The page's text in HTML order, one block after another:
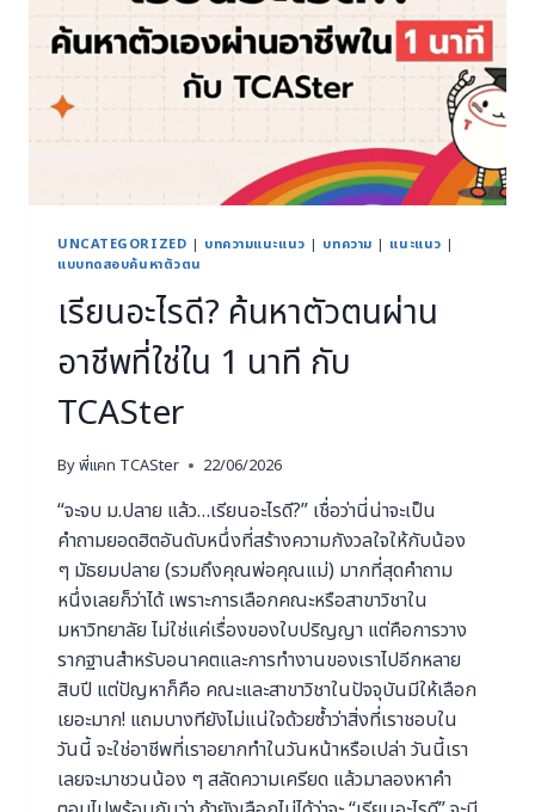
UNCATEGORIZED | บทความแนะแนว | บทความ | แนะแนว |
แบบทดสอบค้นหาตัวตน
เรียนอะไรดี? ค้นหาตัวตนผ่าน
อาชีพที่ใช่ใน 1 นาที กับ
TCASter
Byพี่แคท TCASter 22/06/2026
“จะจบ ม.ปลาย แล้ว…เรียนอะไรดี?” เชื่อว่านี่น่าจะเป็น
คำถามยอดฮิตอันดับหนึ่งที่สร้างความกังวลใจให้กับน้อง
ๆ มัธยมปลาย (รวมถึงคุณพ่อคุณแม่) มากที่สุดคำถาม
หนึ่งเลยก็ว่าได้ เพราะการเลือกคณะหรือสาขาวิชาใน
มหาวิทยาลัย ไม่ใช่แค่เรื่องของใบปริญญา แต่คือการวาง
รากฐานสำหรับอนาคตและการทำงานของเราไปอีกหลาย
สิบปี แต่ปัญหาก็คือ คณะและสาขาวิชาในปัจจุบันมีให้เลือก
เยอะมาก! แถมบางทียังไม่แน่ใจด้วยซ้ำว่าสิ่งที่เราชอบใน
วันนี้ จะใช่อาชีพที่เราอยากทำในวันหน้าหรือเปล่า วันนี้เรา
เลยจะมาชวนน้อง ๆ สลัดความเครียด แล้วมาลองหาคำ